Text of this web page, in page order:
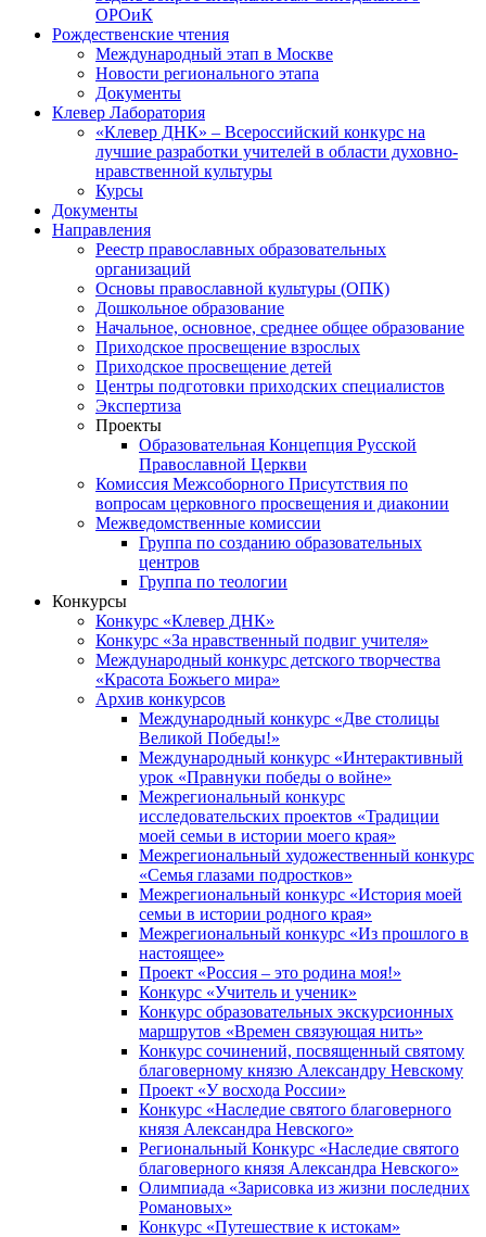
ОРОиК
Рождественские чтения
Международный этап в Москве
Новости регионального этапа
Документы
Клевер Лаборатория
«Клевер ДНК» – Всероссийский конкурс на
лучшие разработки учителей в области духовно-
нравственной культуры
Курсы
Документы
Направления
Реестр православных образовательных
организаций
Основы православной культуры (ОПК)
Дошкольное образование
Начальное, основное, среднее общее образование
Приходское просвещение взрослых
Приходское просвещение детей
Центры подготовки приходских специалистов
Экспертиза
Проекты
Образовательная Концепция Русской
Православной Церкви
Комиссия Межсоборного Присутствия по
вопросам церковного просвещения и диаконии
Межведомственные комиссии
Группа по созданию образовательных
центров
Группа по теологии
Конкурсы
Конкурс «Клевер ДНК»
Конкурс «За нравственный подвиг учителя»
Международный конкурс детского творчества
«Красота Божьего мира»
Архив конкурсов
Международный конкурс «Две столицы
Великой Победы!»
Международный конкурс «Интерактивный
урок «Правнуки победы о войне»
Межрегиональный конкурс
исследовательских проектов «Традиции
моей семьи в истории моего края»
Межрегиональный художественный конкурс
«Семья глазами подростков»
Межрегиональный конкурс «История моей
семьи в истории родного края»
Межрегиональный конкурс «Из прошлого в
настоящее»
Проект «Россия – это родина моя!»
Конкурс «Учитель и ученик»
Конкурс образовательных экскурсионных
маршрутов «Времен связующая нить»
Конкурс сочинений, посвященный святому
благоверному князю Александру Невскому
Проект «У восхода России»
Конкурс «Наследие святого благоверного
князя Александра Невского»
Региональный Конкурс «Наследие святого
благоверного князя Александра Невского»
Олимпиада «Зарисовка из жизни последних
Романовых»
Конкурс «Путешествие к истокам»